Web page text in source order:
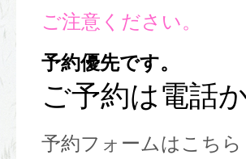
ご注意ください。
予約優先です。
ご予約は電話
予約フォームはこちら